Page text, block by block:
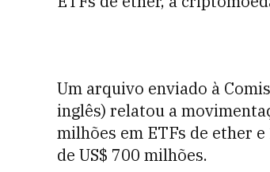
Um arquivo enviado à
inglês) relatou a
milhões em ETFs de ether
de US$ 700 milhões.